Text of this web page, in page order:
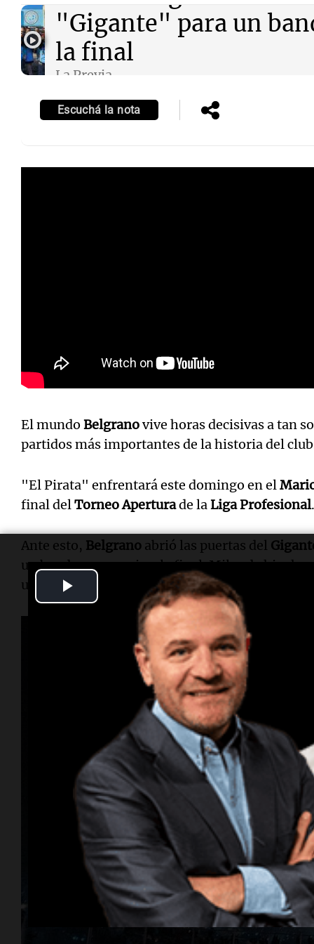
"Gigante" para un
la final
La Previa
Escuchá la nota
El mundo Belgranovive horas decisivas a tan
partidos más importantes de la historia del
"El Pirata" enfrentará este domingo en el
final delTorneo Aperturade laLiga Profesional.
Ante esto, Belgrano abrió las puertas del
un banderazo previo a la final. Miles de
un día de partido se tratara.